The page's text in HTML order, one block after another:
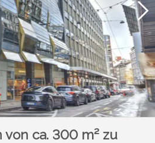
von ca. 300 m² zu